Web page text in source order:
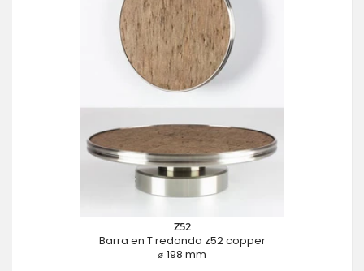
Z52
Barra en T redonda z52 copper
⌀ 198 mm